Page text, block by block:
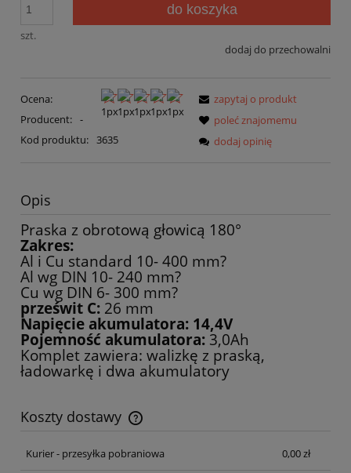
szt.
do koszyka
dodaj do przechowalni
Ocena:
Producent: -
Kod produktu: 3635
zapytaj o produkt
poleć znajomemu
dodaj opinię
Opis
Praska z obrotową głowicą 180°
Zakres:
Al i Cu standard 10- 400 mm?
Al wg DIN 10- 240 mm?
Cu wg DIN 6- 300 mm?
prześwit C: 26 mm
Napięcie akumulatora: 14,4V
Pojemność akumulatora: 3,0Ah
Komplet zawiera: walizkę z praską,
ładowarkę i dwa akumulatory
Koszty dostawy
Cena nie zawiera ewentualnych kosztów płatności
Kurier - przesyłka pobraniowa
0,00 zł